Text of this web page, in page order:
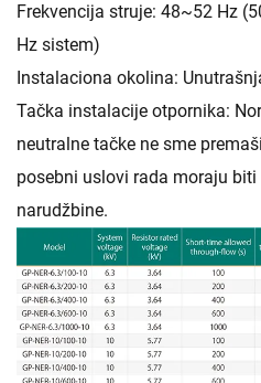
Frekvencija struje: 48~52 Hz
Hz sistem)
Instalaciona okolina:
Tačka instalacije otpornika:
neutralne tačke ne sme
posebni uslovi rada moraju
narudžbine.